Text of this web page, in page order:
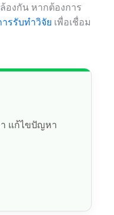
องกัน หากต้องการ
รรับทำวิจัย เพื่อเชื่อม
แก้ไขปัญหา